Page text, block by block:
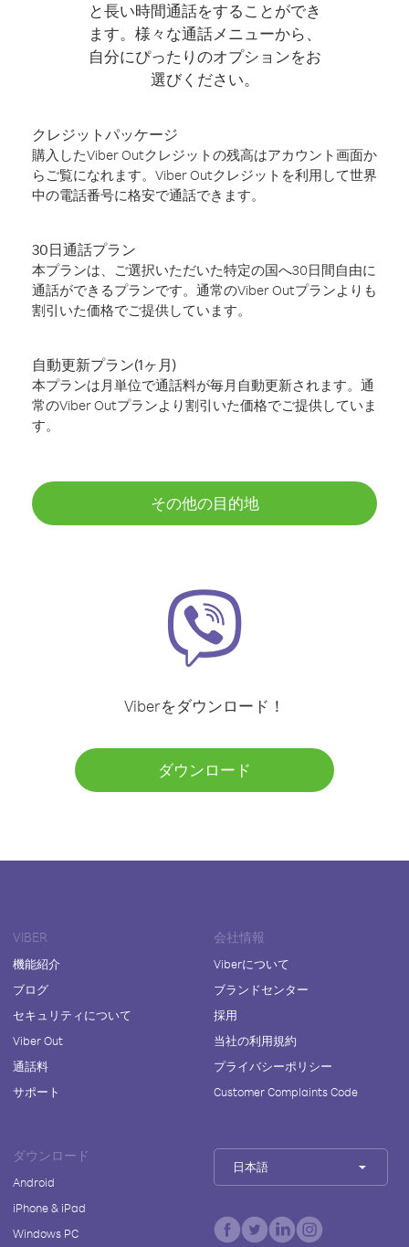
と長い時間通話をすることができ
ます。様々な通話メニューから、
自分にぴったりのオプションをお
選びください。
クレジットパッケージ
購入したViber Outクレジットの残高はアカウント画面か
らご覧になれます。Viber Outクレジットを利用して世界
中の電話番号に格安で通話できます。
30日通話プラン
本プランは、ご選択いただいた特定の国へ30日間自由に
通話ができるプランです。通常のViber Outプランよりも
割引いた価格でご提供しています。
自動更新プラン(1ヶ月)
本プランは月単位で通話料が毎月自動更新されます。通
常のViber Outプランより割引いた価格でご提供していま
す。
その他の目的地
Viberをダウンロード！
ダウンロード
VIBER
機能紹介
ブログ
セキュリティについて
Viber Out
通話料
サポート
会社情報
Viberについて
ブランドセンター
採用
当社の利用規約
プライバシーポリシー
Customer Complaints Code
ダウンロード
Android
iPhone & iPad
Windows PC
日本語